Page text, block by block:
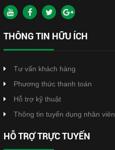
THÔNG TIN HỮU ÍCH
Tư vấn khách hàng
Phương thức thanh toán
Hỗ trợ kỹ thuật
Thông tin tuyển dụng nhân viên
HỖ TRỢ TRỰC TUYẾN